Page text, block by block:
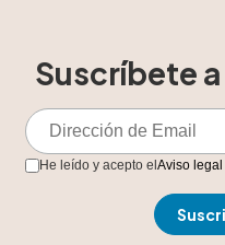
Suscríbete
He leído y acepto elAviso